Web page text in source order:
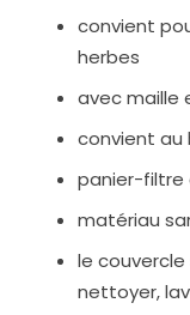
convient
herbes
avec maille
convient au
panier-filtre
matériau
le
nettoyer,